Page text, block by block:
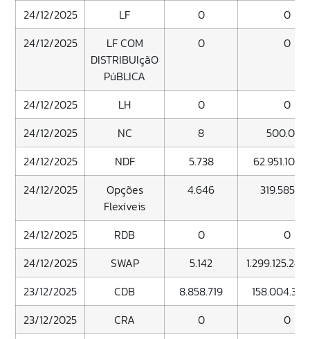
24/12/2025
LF 0
0
24/12/2025
LF COM
DISTRIBUIçãO
PúBLICA
0 0
24/12/2025 LH 0
0
24/12/2025
NC 8
500.000
24/12/2025
NDF 5.738
24/12/2025
Opções
Flexíveis
4.646
24/12/2025 RDB 0
0
24/12/2025
SWAP 5.142
23/12/2025
CDB 8.858.719
23/12/2025
CRA 0
0